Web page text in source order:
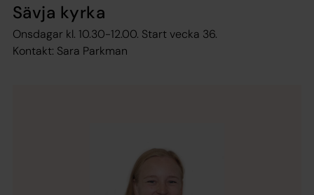
Sävja kyrka
Onsdagar kl. 10.30-12.00. Start vecka 36.
Kontakt: Sara Parkman